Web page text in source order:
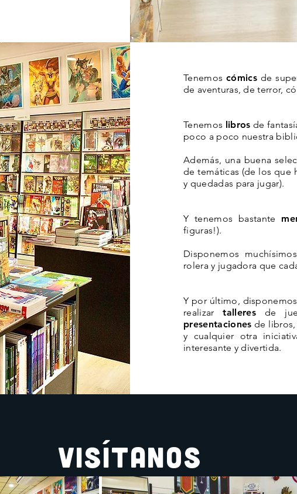
Tenemoscómicsde
de aventuras, de terror,
Tenemos libros de
poco a poco nuestra
Además, una buena
de temáticas (de los que
y quedadas para jugar).
Y tenemos bastante
figuras!).
Disponemos muchísimos
rolera y jugadora que
Y por último,
realizartalleresde
presentaciones de
y cualquier otra
interesante y divertida.
Visítanos